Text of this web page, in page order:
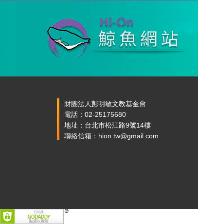
財團法人彭明敏文教基金會
電話：02-25175680
地址：台北市松江路9號14樓
聯絡信箱：hion.tw@gmail.com